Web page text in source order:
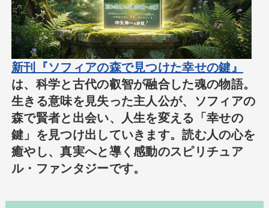
新刊『ソフィアの森で見つけた幸せの鍵』
は、科学と古代の叡智が融合した魂の物語。
生きる意味を見失った主人公が、ソフィアの
森で賢者と出会い、人生を変える「幸せの
鍵」を見つけ出していきます。読む人の心を
癒やし、真実へと導く感動のスピリチュア
ル・ファンタジーです。